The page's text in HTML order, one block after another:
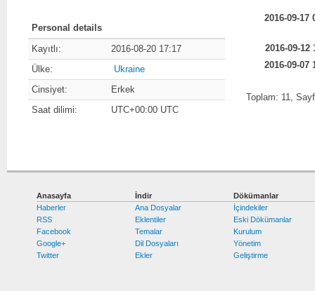
Personal details
Kayıtlı:
2016-08-20 17:17
Ülke:
Ukraine
Cinsiyet:
Erkek
Saat dilimi:
UTC+00:00 UTC
2016-09-17
2016-09-12
2016-09-07
Toplam: 11,
Anasayfa
Haberler
RSS
Facebook
Google+
Twitter
İndir
Ana Dosyalar
Eklentiler
Temalar
Dil Dosyaları
Ekler
Dökümanlar
İçindekiler
Eski Dökümanlar
Kurulum
Yönetim
Geliştirme